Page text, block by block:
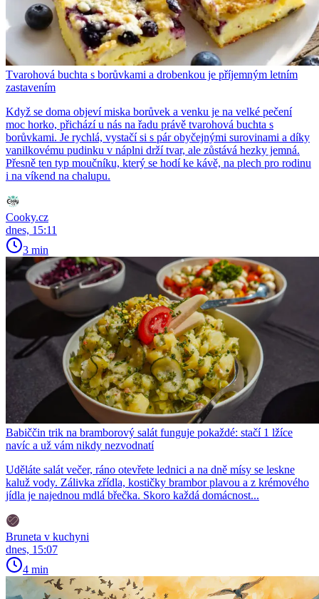
Tvarohová buchta s borůvkami a drobenkou je příjemným letním
zastavením
Když se doma objeví miska borůvek a venku je na velké pečení
moc horko, přichází u nás na řadu právě tvarohová buchta s
borůvkami. Je rychlá, vystačí si s pár obyčejnými surovinami a díky
vanilkovému pudinku v náplni drží tvar, ale zůstává hezky jemná.
Přesně ten typ moučníku, který se hodí ke kávě, na plech pro rodinu
i na víkend na chalupu.
Cooky.cz
dnes, 15:11
3 min
Babiččin trik na bramborový salát funguje pokaždé: stačí 1 lžíce
navíc a už vám nikdy nezvodnatí
Uděláte salát večer, ráno otevřete lednici a na dně mísy se leskne
kaluž vody. Zálivka zřídla, kostičky brambor plavou a z krémového
jídla je najednou mdlá břečka. Skoro každá domácnost...
Bruneta v kuchyni
dnes, 15:07
4 min